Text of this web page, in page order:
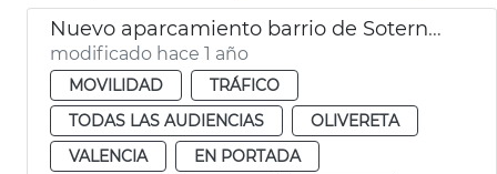
Nuevo aparcamiento barrio de Soternes València
modificado hace 1 año
MOVILIDAD
TRÁFICO
TODAS LAS AUDIENCIAS
OLIVERETA
VALENCIA
EN PORTADA